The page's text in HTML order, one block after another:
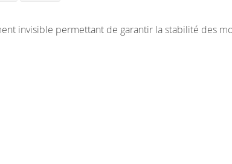
invisible permettant de garantir la stabilité des